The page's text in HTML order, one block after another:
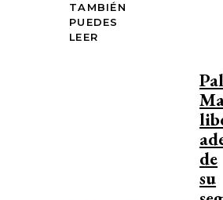
TAMBIÉN
PUEDES
LEER
de
su